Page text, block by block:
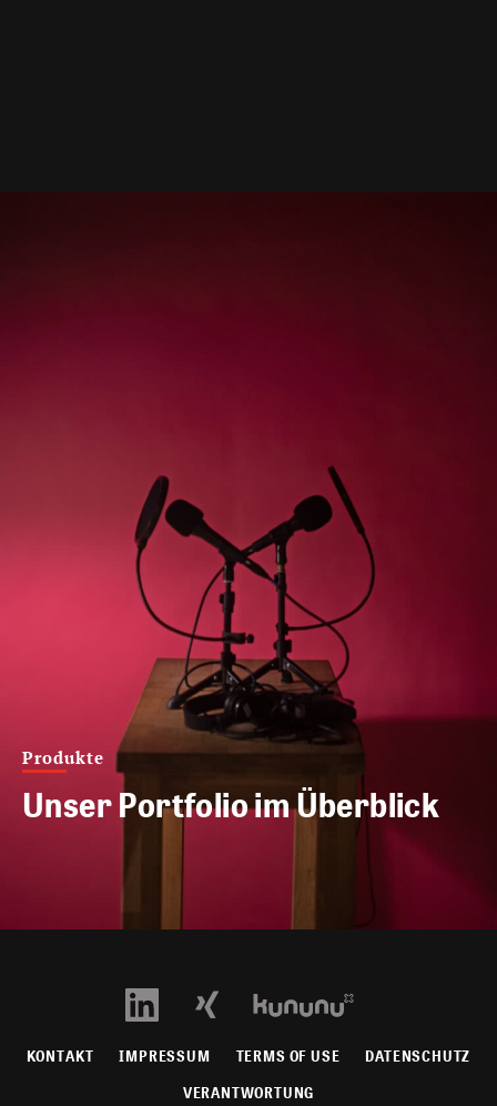
Produkte
Unser Portfolio im Überblick
KONTAKT IMPRESSUM TERMS OF USE DATENSCHUTZ
VERANTWORTUNG